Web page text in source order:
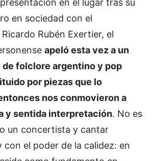
en sociedad con el
Rubén Exertier, el
apeló esta vez a un
folclore argentino y pop
por piezas que lo
nos conmovieron a
y sentida interpretación. No es
un concertista y cantar
con el poder de la calidez: en